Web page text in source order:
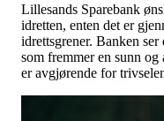
Lillesands Sparebank
idretten, enten det er
idrettsgrener. Banken
som fremmer en sunn
er avgjørende for